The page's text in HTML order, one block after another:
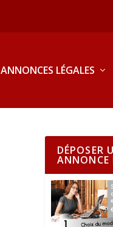
ANNONCES LÉGALES
DÉPOSER
ANNONCE